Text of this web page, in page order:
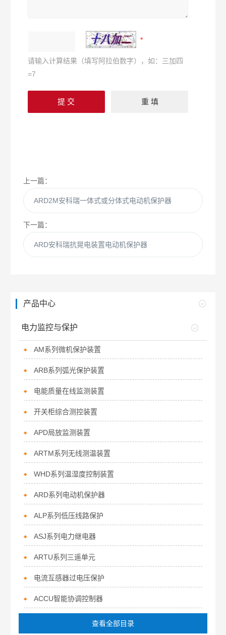
请输入计算结果（填写阿拉伯数字），如：三加四
=7
上一篇：
ARD2M安科瑞一体式或分体式电动机保护器
下一篇：
ARD安科瑞抗晃电装置电动机保护器
产品中心
电力监控与保护
AM系列微机保护装置
ARB系列弧光保护装置
电能质量在线监测装置
开关柜综合测控装置
APD局放监测装置
ARTM系列无线测温装置
WHD系列温湿度控制装置
ARD系列电动机保护器
ALP系列低压线路保护
ASJ系列电力继电器
ARTU系列三遥单元
电流互感器过电压保护
ACCU智能协调控制器
查看全部目录